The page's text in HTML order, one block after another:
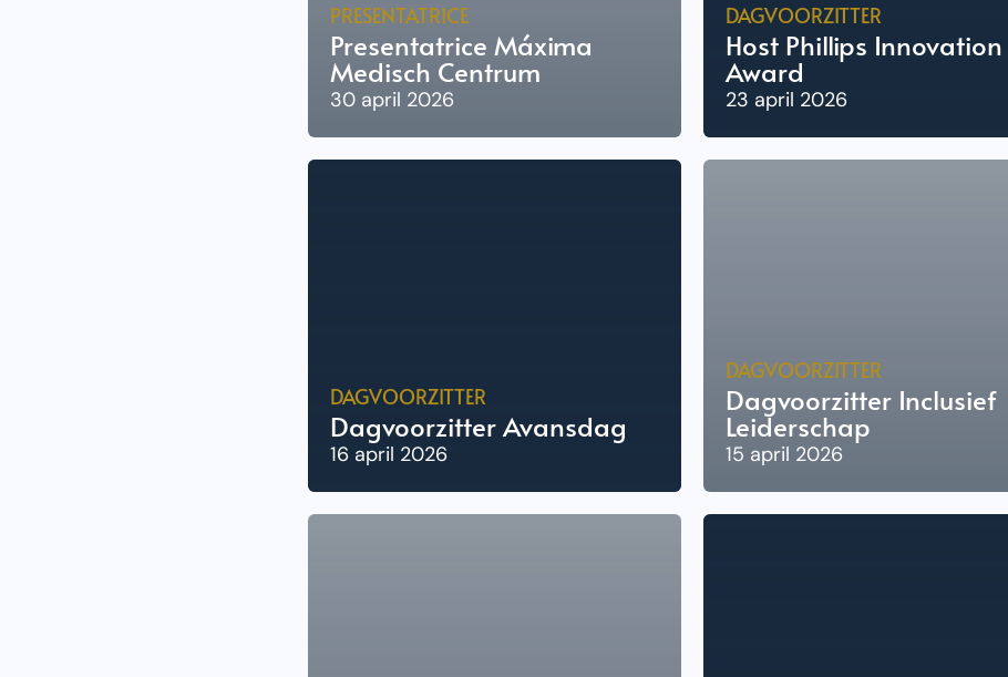
PRESENTATRICE
Presentatrice Máxima
Medisch Centrum
30 april 2026
DAGVOORZITTER
Host Phillips Innovation
Award
23 april 2026
DAGVOORZITTER
Dagvoorzitter Avansdag
16 april 2026
DAGVOORZITTER
Dagvoorzitter Inclusief
Leiderschap
15 april 2026